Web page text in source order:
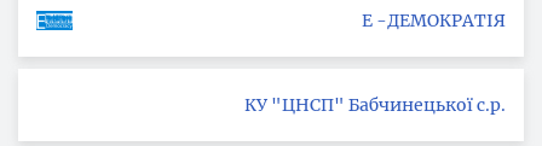
Е -ДЕМОКРАТІЯ
КУ "ЦНСП" Бабчинецької с.р.